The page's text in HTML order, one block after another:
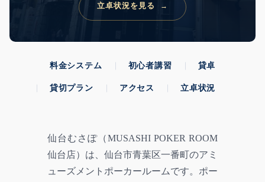
立卓状況を見る
料金システム 初心者講習 貸卓
貸切プラン アクセス 立卓状況
仙台むさぽ（MUSASHI POKER ROOM
仙台店）は、仙台市青葉区一番町のアミ
ューズメントポーカールームです。ポー